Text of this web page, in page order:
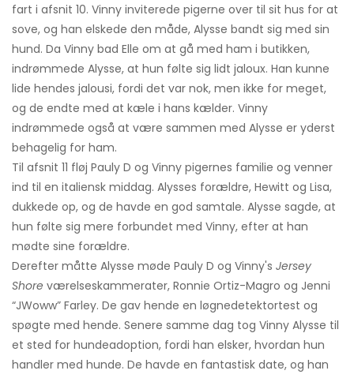
fart i afsnit 10. Vinny inviterede pigerne over til sit hus for at
sove, og han elskede den måde, Alysse bandt sig med sin
hund. Da Vinny bad Elle om at gå med ham i butikken,
indrømmede Alysse, at hun følte sig lidt jaloux. Han kunne
lide hendes jalousi, fordi det var nok, men ikke for meget,
og de endte med at kæle i hans kælder. Vinny
indrømmede også at være sammen med Alysse er yderst
behagelig for ham.
Til afsnit 11 fløj Pauly D og Vinny pigernes familie og venner
ind til en italiensk middag. Alysses forældre, Hewitt og Lisa,
dukkede op, og de havde en god samtale. Alysse sagde, at
hun følte sig mere forbundet med Vinny, efter at han
mødte sine forældre.
Derefter måtte Alysse møde Pauly D og Vinny's Jersey
Shore værelseskammerater, Ronnie Ortiz-Magro og Jenni
“JWoww” Farley. De gav hende en løgnedetektortest og
spøgte med hende. Senere samme dag tog Vinny Alysse til
et sted for hundeadoption, fordi han elsker, hvordan hun
handler med hunde. De havde en fantastisk date, og han